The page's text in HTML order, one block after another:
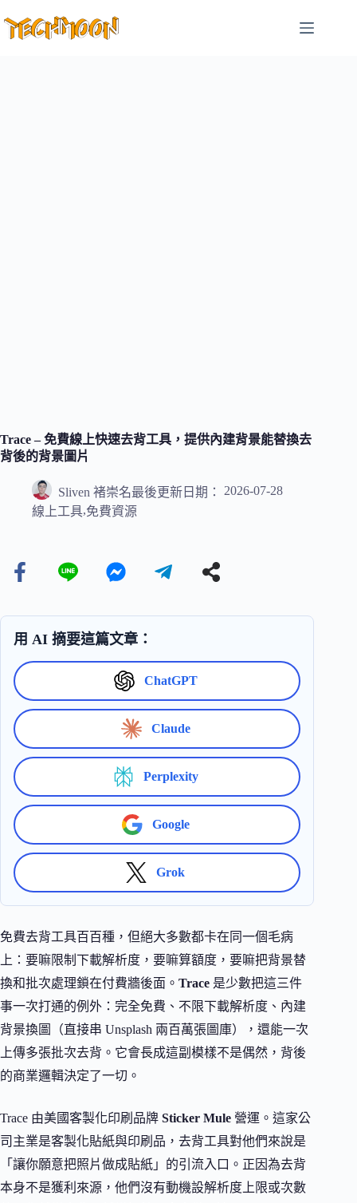
至
Trace – 免費線上快速去背工具，提供內建背景能替換去
背後的背景圖片
Sliven 褚崇名最後更新日期：
2026-07-28
線上工具,免費資源
用 AI 摘要這篇文章：
ChatGPT
Claude
Perplexity
Google
Grok
免費去背工具百百種，但絕大多數都卡在同一個毛病
上：要嘛限制下載解析度，要嘛算額度，要嘛把背景替
換和批次處理鎖在付費牆後面。 Trace 是少數把這三件
事一次打通的例外：完全免費、不限下載解析度、內建
背景換圖（直接串 Unsplash 兩百萬張圖庫），還能一次
上傳多張批次去背。它會長成這副模樣不是偶然，背後
的商業邏輯決定了一切。
Trace 由美國客製化印刷品牌 Sticker Mule 營運。這家公
司主業是客製化貼紙與印刷品，去背工具對他們來說是
「讓你願意把照片做成貼紙」的引流入口。正因為去背
本身不是獲利來源，他們沒有動機設解析度上限或次數